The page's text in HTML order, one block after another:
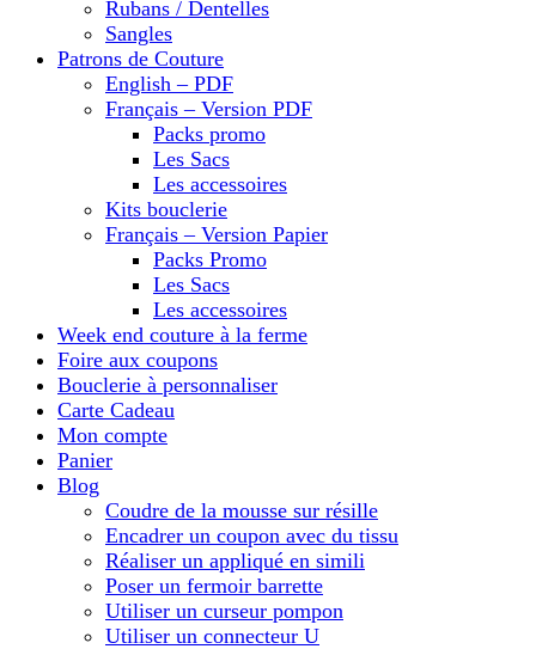
Rubans / Dentelles
Sangles
Patrons de Couture
English – PDF
Français – Version PDF
Packs promo
Les Sacs
Les accessoires
Kits bouclerie
Français – Version Papier
Packs Promo
Les Sacs
Les accessoires
Week end couture à la ferme
Foire aux coupons
Bouclerie à personnaliser
Carte Cadeau
Mon compte
Panier
Blog
Coudre de la mousse sur résille
Encadrer un coupon avec du tissu
Réaliser un appliqué en simili
Poser un fermoir barrette
Utiliser un curseur pompon
Utiliser un connecteur U